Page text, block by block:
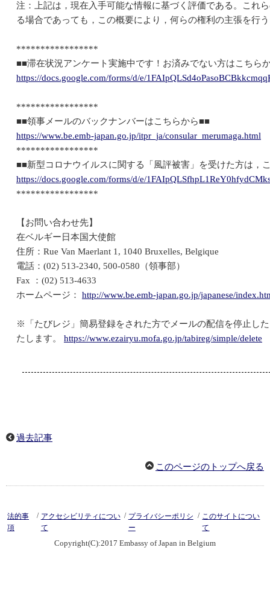
注：上記は，現在入手可能な情報に基づく評価である。これ
る場合であっても，この概要により，何らの権利の主張を行
*****************
■■滞在状況アンケート実施中です！お済みでない方はこちら
https://docs.google.com/forms/d/e/
*****************
■■領事メールのバックナンバーはこちらから■■
https://www.be.emb-japan.go.jp/itpr_ja/consular_merumaga.html
*****************
■■新型コロナウイルスに関する「風評被害」を受けた方は，
https://docs.google.com/forms/d/e/
*****************
【お問い合わせ先】
在ベルギー日本国大使館
住所：Rue Van Maerlant 1, 1040 Bruxelles, Belgique
電話：(02) 513-2340, 500-0580（領事部）
Fax ：(02) 513-4633
ホームページ： http://www.be.emb-japan.go.jp/japanese/
※「たびレジ」簡易登録をされた方でメールの配信を停止し
たします。 https://www.ezairyu.mofa.go.jp/tabireg/simple/delete
過去記事
このページのトップへ戻る
法的事
項
/ アクセシビリティについ
て
/ プライバシーポリシ
ー
/ このサイトについ
て
Copyright(C):2017 Embassy of Japan in Belgium